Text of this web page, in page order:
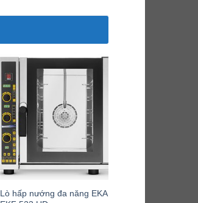
Lò hấp nướng đa năng EKA